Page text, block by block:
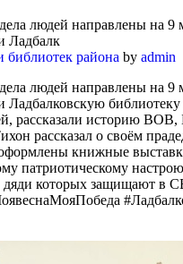
людей направлены на 9
Ладбалк
библиотек района by admin
людей направлены на 9
рассказали историю
рассказал о своём
книжные
патриотическому
дяди которых защищают